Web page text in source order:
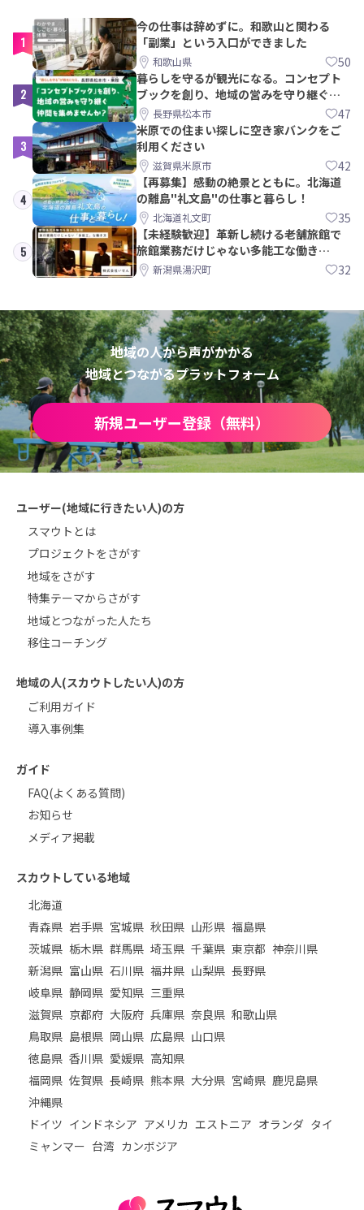
1
今の仕事は辞めずに。和歌山と関わる
「副業」という入口ができました
和歌山県 50
2
暮らしを守るが観光になる。コンセプト
ブックを創り、地域の営みを守り継ぐ仲
間を集めませんか？
長野県松本市 47
3
米原での住まい探しに空き家バンクをご
利用ください
滋賀県米原市 42
4
【再募集】感動の絶景とともに。北海道
の離島"礼文島"の仕事と暮らし！
北海道礼文町 35
5
【未経験歓迎】革新し続ける老舗旅館で
旅館業務だけじゃない多能工な働き
方。 株式会社いせん
新潟県湯沢町 32
地域の人から声がかかる
地域とつながるプラットフォーム
新規ユーザー登録（無料）
ユーザー(地域に行きたい人)の方
スマウトとは
プロジェクトをさがす
地域をさがす
特集テーマからさがす
地域とつながった人たち
移住コーチング
地域の人(スカウトしたい人)の方
ご利用ガイド
導入事例集
ガイド
FAQ(よくある質問)
お知らせ
メディア掲載
スカウトしている地域
北海道
青森県 岩手県 宮城県 秋田県 山形県 福島県
茨城県 栃木県 群馬県 埼玉県 千葉県 東京都 神奈川県
新潟県 富山県 石川県 福井県 山梨県 長野県
岐阜県 静岡県 愛知県 三重県
滋賀県 京都府 大阪府 兵庫県 奈良県 和歌山県
鳥取県 島根県 岡山県 広島県 山口県
徳島県 香川県 愛媛県 高知県
福岡県 佐賀県 長崎県 熊本県 大分県 宮崎県 鹿児島県
沖縄県
ドイツ インドネシア アメリカ エストニア オランダ タイ
ミャンマー 台湾 カンボジア